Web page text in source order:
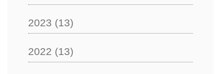
2023 (13)
2022 (13)